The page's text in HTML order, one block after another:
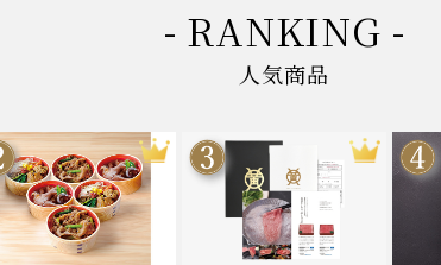
- RANKING -
人気商品